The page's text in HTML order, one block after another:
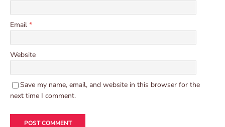
Email *
Website
Save my name, email, and website in this browser for the
next time I comment.